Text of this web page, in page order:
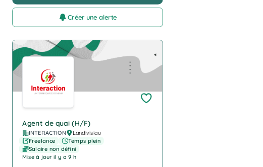
Créer une alerte
Company Logo
Agent de quai (H/F)
INTERACTION
Landivisiau
Freelance
Temps plein
Salaire non défini
Mise à jour il y a 9 h